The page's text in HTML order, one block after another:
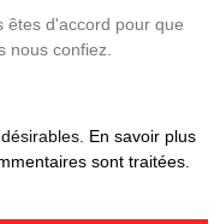
êtes d'accord pour que
nous confiez.
En savoir plus
sont traitées.